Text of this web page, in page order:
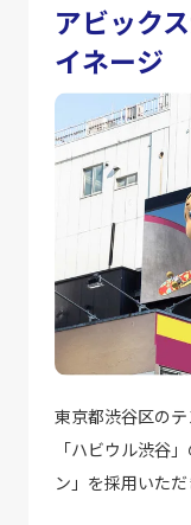
アビック
イネージ
東京都渋谷区の
「ハビウル渋谷
ン」を採用いただ